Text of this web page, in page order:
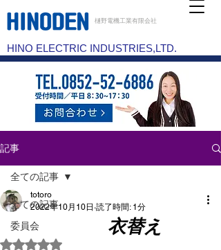
樋野電機工業有限会社
HINO ELECTRIC INDUSTRIES,LTD.
記事
全ての記事
委員会
全ての記事
衣替え
totoro
2022年10月10日 読了時間: 1分
5つ星のうちNaNと評価されています。